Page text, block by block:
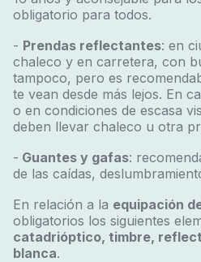
obligatorio para todos.
- Prendas reflectantes: en
chaleco y en carretera, con
tampoco, pero es
te vean desde más lejos. En
o en condiciones de escasa
deben llevar chaleco u otra
- Guantes y gafas:
de las caídas,
En relación a la equipación
obligatorios los siguientes
catadrióptico, timbre,
blanca.